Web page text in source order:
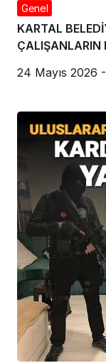
Genel
KARTAL
ÇALIŞANLARIN
24 Mayıs 2026